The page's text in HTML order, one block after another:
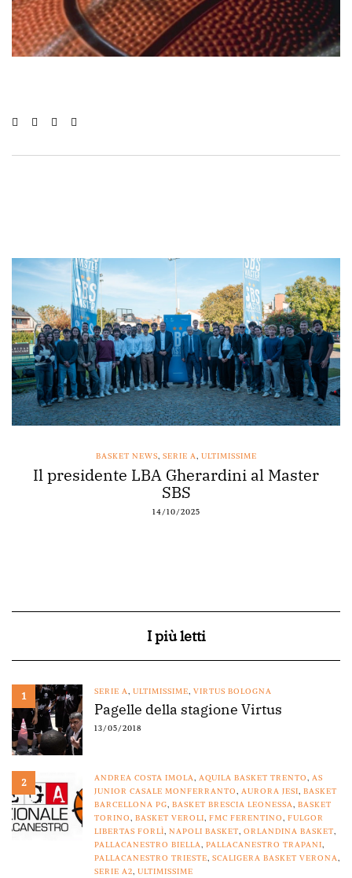
BASKET NEWS SERIE A ULTIMISSIME
Il presidente LBA Gherardini al Master
SBS
14/10/2025
I più letti
1 SERIE A ULTIMISSIME VIRTUS BOLOGNA
Pagelle della stagione Virtus
13/05/2018
2 ANDREA COSTA IMOLA AQUILA BASKET TRENTO
AS
JUNIOR CASALE MONFERRANTO
AURORA JESI BASKET
BARCELLONA PG BASKET BRESCIA LEONESSA
BASKET
TORINO
BASKET VEROLI FMC FERENTINO
FULGOR
LIBERTAS FORLÌ NAPOLI BASKET ORLANDINA BASKET
PALLACANESTRO BIELLA
PALLACANESTRO TRAPANI
PALLACANESTRO TRIESTE SCALIGERA BASKET VERONA
SERIE A2 ULTIMISSIME